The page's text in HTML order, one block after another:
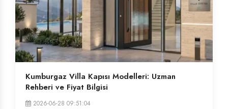
Kumburgaz Villa Kapısı Modelleri: Uzman
Rehberi ve Fiyat Bilgisi
2026-06-28 09:51:04